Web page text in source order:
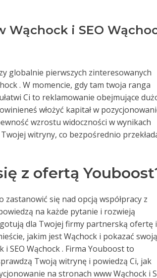
i SEO
globalnie pierwszych zinteresowanych
. W momencie, gdy tam twoja ranga
Ci to reklamowanie obejmujące
włożyć kapitał w
wzrostu widoczności w wynikach
witryny, co bezpośrednio
z ofertą
się nad opcją współpracy z
na każde pytanie i rozwieją
dla Twojej firmy partnerską ofertę i
jakim jest Wąchock i pokazać swoją
SEO Wąchock . Firma Youboost to
Twoją witrynę i powiedzą Ci, jak
na stronach www Wąchock i